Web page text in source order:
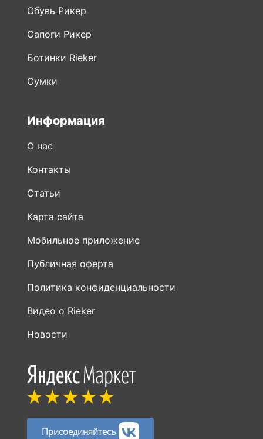
Обувь Рикер
Сапоги Рикер
Ботинки Rieker
Сумки
Информация
О нас
Контакты
Статьи
Карта сайта
Мобильное приложение
Публичная оферта
Политика конфиденциальности
Видео о Rieker
Новости
Присоединяйтесь